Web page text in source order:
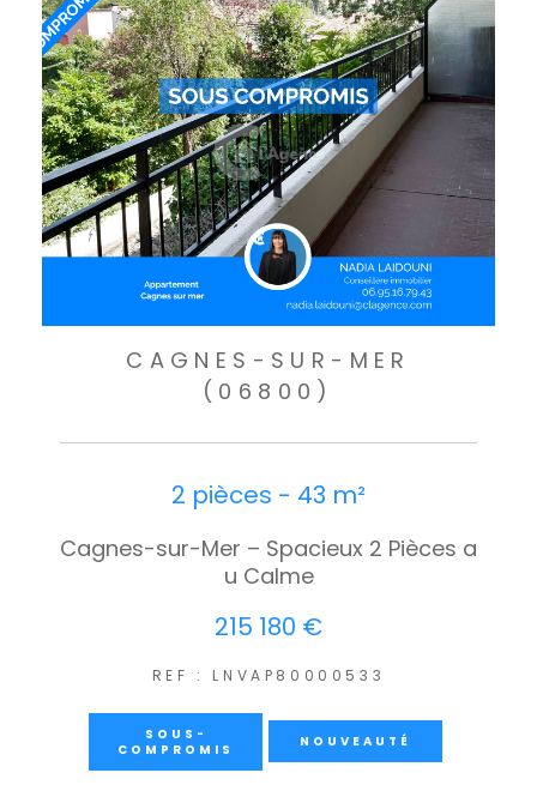
CAGNES-SUR-MER
(06800)
2 pièces - 43 m²
Cagnes-sur-Mer – Spacieux 2 Pièces a
u Calme
215 180 €
REF : LNVAP80000533
SOUS-
COMPROMIS
NOUVEAUTÉ